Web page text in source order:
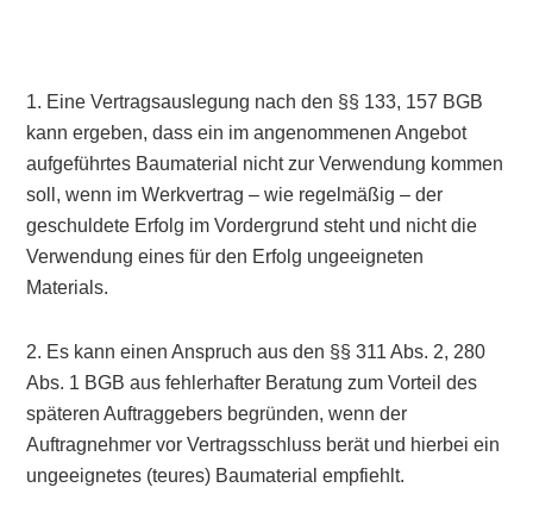
1. Eine Vertragsauslegung nach den §§ 133, 157 BGB
kann ergeben, dass ein im angenommenen Angebot
aufgeführtes Baumaterial nicht zur Verwendung kommen
soll, wenn im Werkvertrag – wie regelmäßig – der
geschuldete Erfolg im Vordergrund steht und nicht die
Verwendung eines für den Erfolg ungeeigneten
Materials.
2. Es kann einen Anspruch aus den §§ 311 Abs. 2, 280
Abs. 1 BGB aus fehlerhafter Beratung zum Vorteil des
späteren Auftraggebers begründen, wenn der
Auftragnehmer vor Vertragsschluss berät und hierbei ein
ungeeignetes (teures) Baumaterial empfiehlt.